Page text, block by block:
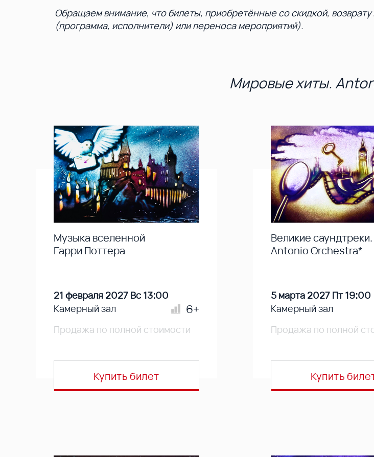
Обращаем внимание, что билеты, приобретённые со скидкой,
(программа, исполнители) или переноса мероприятий).
Мировые хиты.
Музыка вселенной
Гарри Поттера
21 февраля 2027 Вс 13:00
Камерный зал
6+
Продажа по полной стоимости
Купить билет
Великие саундтреки.
Antonio Orchestra*
5 марта 2027 Пт 19:00
Камерный зал
Продажа по полной
Купить